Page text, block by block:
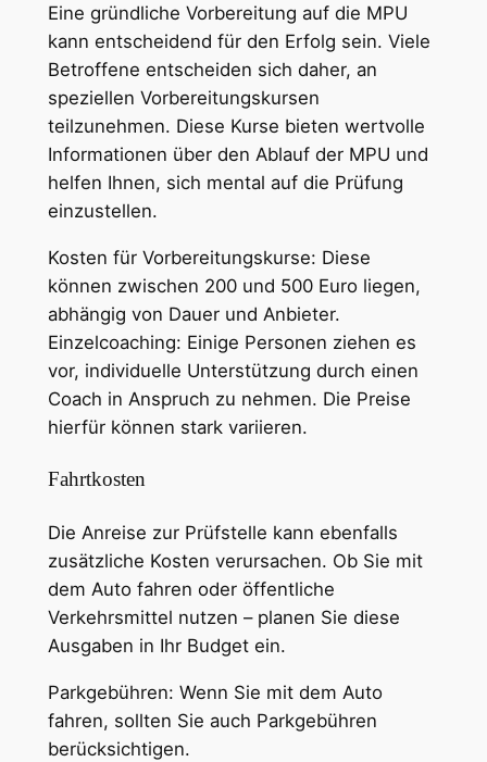
Eine gründliche Vorbereitung auf die MPU
kann entscheidend für den Erfolg sein. Viele
Betroffene entscheiden sich daher, an
speziellen Vorbereitungskursen
teilzunehmen. Diese Kurse bieten wertvolle
Informationen über den Ablauf der MPU und
helfen Ihnen, sich mental auf die Prüfung
einzustellen.
Kosten für Vorbereitungskurse: Diese
können zwischen 200 und 500 Euro liegen,
abhängig von Dauer und Anbieter.
Einzelcoaching: Einige Personen ziehen es
vor, individuelle Unterstützung durch einen
Coach in Anspruch zu nehmen. Die Preise
hierfür können stark variieren.
Fahrtkosten
Die Anreise zur Prüfstelle kann ebenfalls
zusätzliche Kosten verursachen. Ob Sie mit
dem Auto fahren oder öffentliche
Verkehrsmittel nutzen – planen Sie diese
Ausgaben in Ihr Budget ein.
Parkgebühren: Wenn Sie mit dem Auto
fahren, sollten Sie auch Parkgebühren
berücksichtigen.